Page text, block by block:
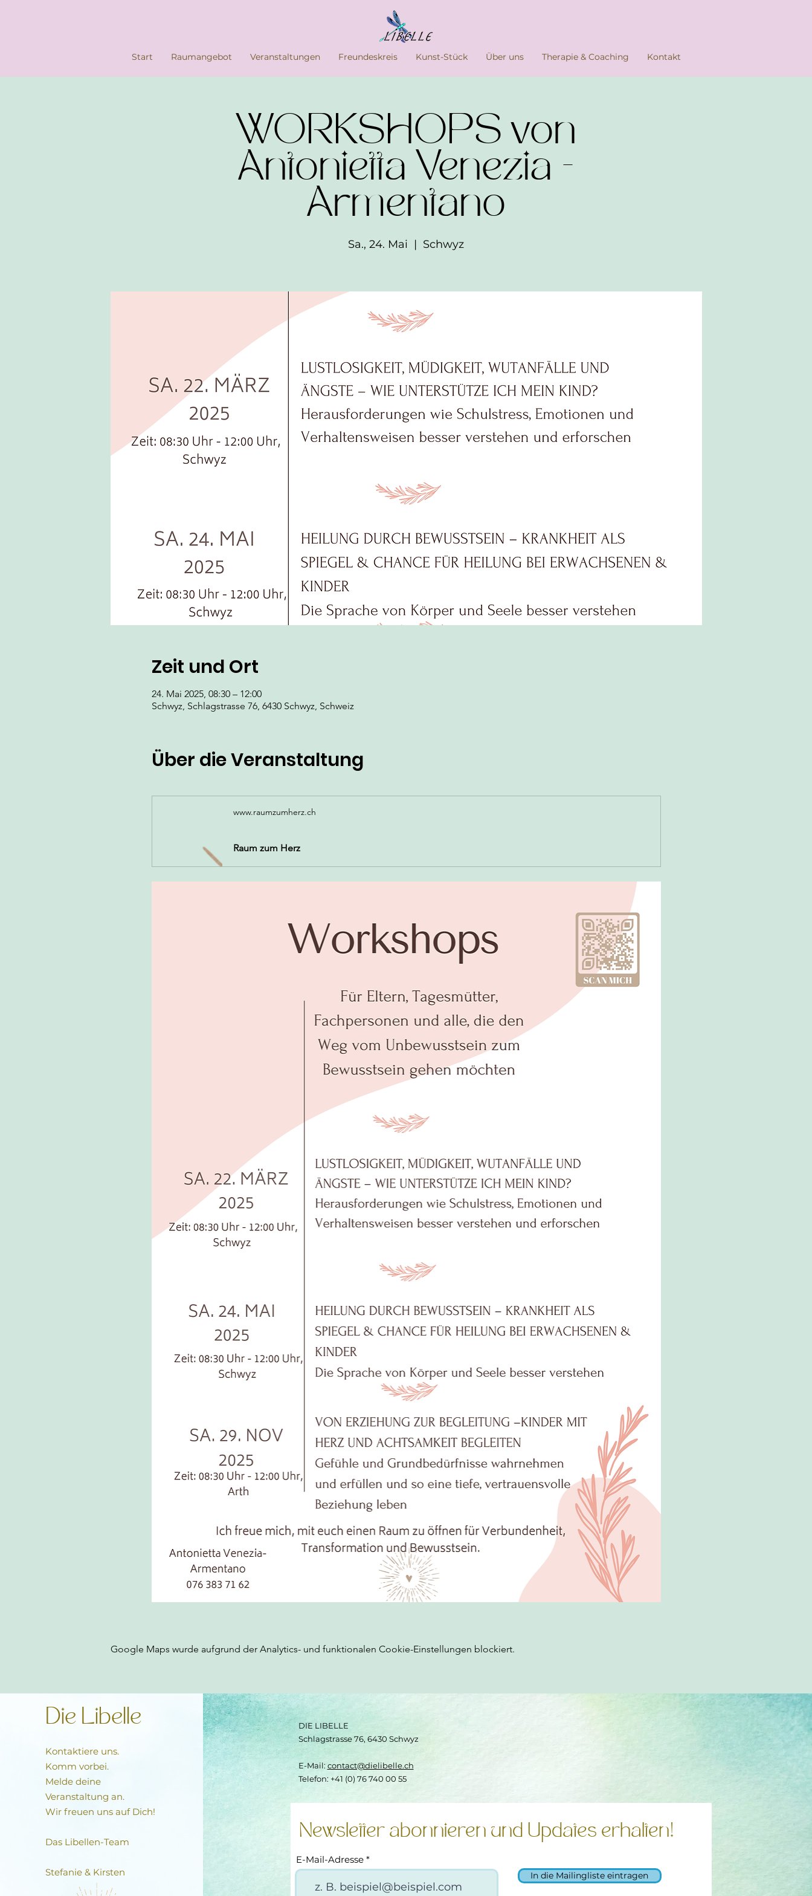
Start Raumangebot Veranstaltungen Freundeskreis Kunst-Stück Über uns Therapie & Coaching Kontakt
WORKSHOPS von
Antonietta Venezia -
Armentano
Sa., 24. Mai
  |
Schwyz
Zeit und Ort
24. Mai 2025, 08:30 – 12:00
Schwyz, Schlagstrasse 76, 6430 Schwyz, Schweiz
Über die Veranstaltung
www.raumzumherz.ch
Raum zum Herz
Google Maps wurde aufgrund der Analytics- und funktionalen Cookie-Einstellungen blockiert.
Die Libelle
Kontaktiere uns.
Komm vorbei.
Melde deine
Veranstaltung an.
Wir freuen uns auf Dich!
Das Libellen-Team​
Stefanie & Kirsten
DIE LIBELLE
Schlagstrasse 76, 6430 Schwyz
E-Mail: contact@dielibelle.ch
Telefon: +41 (0) 76 740 00 55
Newsletter abonnieren und Updates erhalten!
E-Mail-Adresse
In die Mailingliste eintragen